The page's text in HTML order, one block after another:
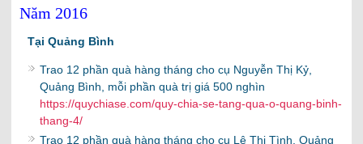
Năm 2016
Tại Quảng Bình
Trao 12 phần quà hàng tháng cho cụ Nguyễn Thị Kỷ,
Quảng Bình, mỗi phần quà trị giá 500 nghìn
https://quychiase.com/quy-chia-se-tang-qua-o-quang-binh-
thang-4/
Trao 12 phần quà hàng tháng cho cụ Lê Thị Tình, Quảng